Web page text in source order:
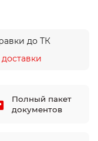
до ТК
Полный пакет
документов